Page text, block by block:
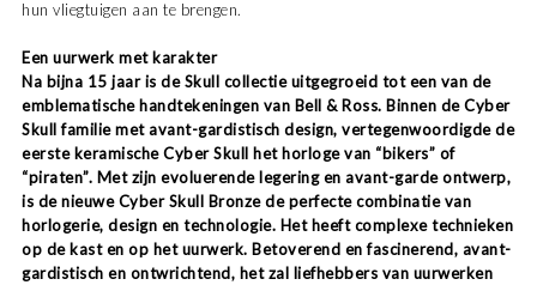
hun vliegtuigen aan te brengen.
Een uurwerk met karakter
Na bijna 15 jaar is de Skull collectie uitgegroeid tot een van de
emblematische handtekeningen van Bell & Ross. Binnen de Cyber
Skull familie met avant-gardistisch design, vertegenwoordigde de
eerste keramische Cyber Skull het horloge van “bikers” of
“piraten”. Met zijn evoluerende legering en avant-garde ontwerp,
is de nieuwe Cyber Skull Bronze de perfecte combinatie van
horlogerie, design en technologie. Het heeft complexe technieken
op de kast en op het uurwerk. Betoverend en fascinerend, avant-
gardistisch en ontwrichtend, het zal liefhebbers van uurwerken